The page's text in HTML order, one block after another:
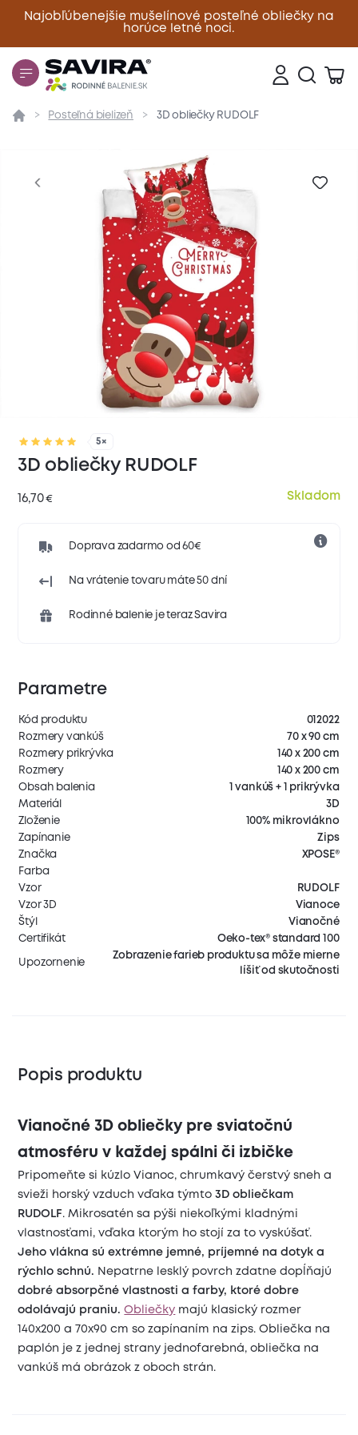
Najobľúbenejšie mušelínové posteľné obliečky na
horúce letné noci.
Zavrieť
Prehľad Parametre Popis produktu
Posteľná bielizeň 3D obliečky RUDOLF
5×
3D obliečky RUDOLF
16,70€ Skladom
Doprava zadarmo od 60€
Na vrátenie tovaru máte 50 dní
Rodinné balenie je teraz Savira
Parametre
Kód produktu
012022
Rozmery vankúš
70 x 90 cm
Rozmery prikrývka
140 x 200 cm
Rozmery
140 x 200 cm
Obsah balenia
1 vankúš + 1 prikrývka
Materiál
3D
Zloženie
100% mikrovlákno
Zapínanie
Zips
Značka
XPOSE®
Farba
Vzor
RUDOLF
Vzor 3D
Vianoce
Štýl
Vianočné
Certifikát
Oeko-tex® standard 100
Upozornenie
Zobrazenie farieb produktu sa môže mierne
líšiť od skutočnosti
Popis produktu
Vianočné 3D obliečky pre sviatočnú
atmosféru v každej spálni či izbičke
Pripomeňte si kúzlo Vianoc, chrumkavý čerstvý sneh a
svieži horský vzduch vďaka týmto3D obliečkam
RUDOLF. Mikrosatén sa pýši niekoľkými kladnými
vlastnosťami, vďaka ktorým ho stojí za to vyskúšať.
Jeho vlákna sú extrémne jemné, príjemné na dotyk a
rýchlo schnú. Nepatrne lesklý povrch zdatne dopĺňajú
dobré absorpčné vlastnosti a farby, ktoré dobre
odolávajú praniu.Obliečky majú klasický rozmer
140x200 a 70x90 cm so zapínaním na zips. Obliečka na
paplón je z jednej strany jednofarebná, obliečka na
vankúš má obrázok z oboch strán.